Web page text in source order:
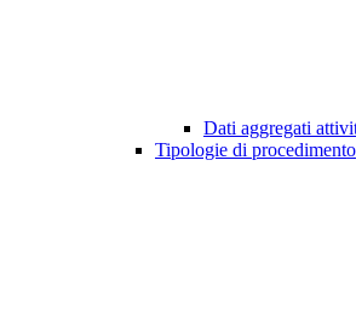
Dati aggregati
Tipologie di procedimento